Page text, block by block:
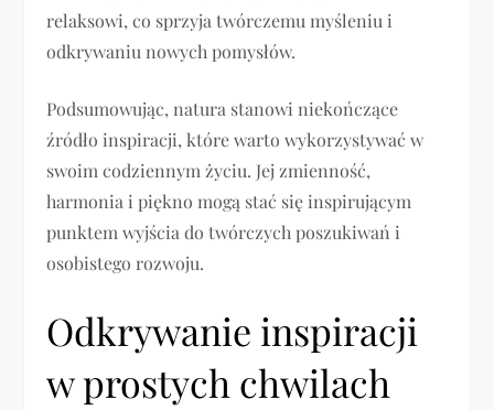
relaksowi, co sprzyja twórczemu myśleniu i
odkrywaniu nowych pomysłów.
Podsumowując, natura stanowi niekończące
źródło inspiracji, które warto wykorzystywać w
swoim codziennym życiu. Jej zmienność,
harmonia i piękno mogą stać się inspirującym
punktem wyjścia do twórczych poszukiwań i
osobistego rozwoju.
Odkrywanie inspiracji
w prostych chwilach